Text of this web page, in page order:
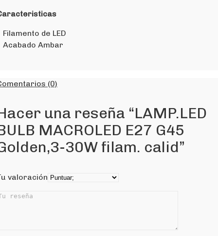
Filamento de LED
Acabado Ambar
(0)
una reseña “LAMP.LED
MACROLED E27 G45
30W filam. calid”
valoración